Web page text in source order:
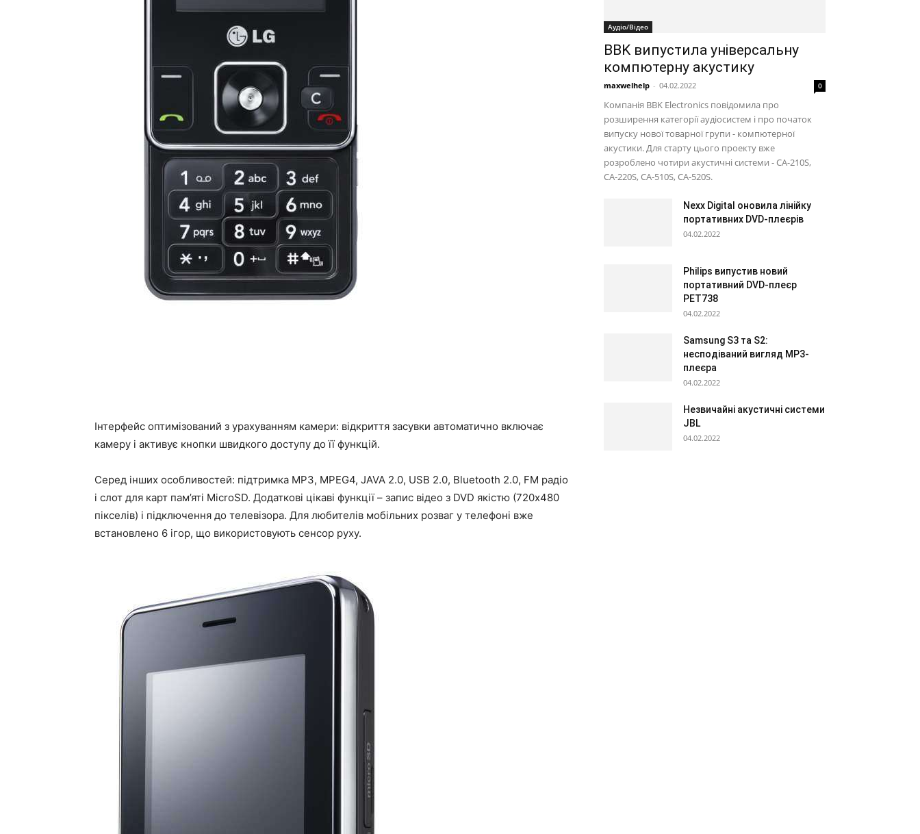
Інтерфейс оптимізований з урахуванням камери: відкриття засувки автоматично включає
камеру і активує кнопки швидкого доступу до її функцій.
Серед інших особливостей: підтримка MP3, MPEG4, JAVA 2.0, USB 2.0, Bluetooth 2.0, FM радіо
і слот для карт пам’яті MicroSD. Додаткові цікаві функції – запис відео з DVD якістю (720х480
пікселів) і підключення до телевізора. Для любителів мобільних розваг у телефоні вже
встановлено 6 ігор, що використовують сенсор руху.
Аудіо/Відео
BBK випустила універсальну
компютерну акустику
maxwelhelp - 04.02.2022 0
Компанія BBK Electronics повідомила про
розширення категорії аудіосистем і про початок
випуску нової товарної групи - компютерної
акустики. Для старту цього проекту вже
розроблено чотири акустичні системи - CA-210S,
CA-220S, CA-510S, CA-520S.
Nexx Digital оновила лінійку
портативних DVD-плеєрів
04.02.2022
Philips випустив новий
портативний DVD-плеєр
PET738
04.02.2022
Samsung S3 та S2:
несподіваний вигляд МР3-
плеєра
04.02.2022
Незвичайні акустичні системи
JBL
04.02.2022